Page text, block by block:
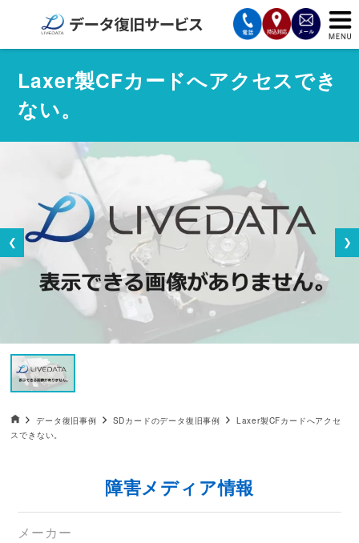
復旧費用と納期
サービスの流れ
対応メディア
データ復旧事例
お客様の声
Laxer製CFカードへアクセスでき
ない。
❮ ❯
データ復旧HOME
データ復旧事例 SDカードのデータ復旧事例
Laxer製CFカードへアクセ
スできない。
障害メディア情報
メーカー